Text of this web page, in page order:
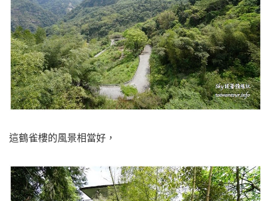
這鶴雀樓的風景相當好，